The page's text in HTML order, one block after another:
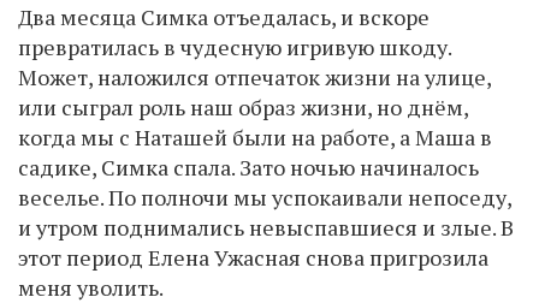
Два месяца Симка отъедалась, и вскоре
превратилась в чудесную игривую шкоду.
Может, наложился отпечаток жизни на улице,
или сыграл роль наш образ жизни, но днём,
когда мы с Наташей были на работе, а Маша в
садике, Симка спала. Зато ночью начиналось
веселье. По полночи мы успокаивали непоседу,
и утром поднимались невыспавшиеся и злые. В
этот период Елена Ужасная снова пригрозила
меня уволить.